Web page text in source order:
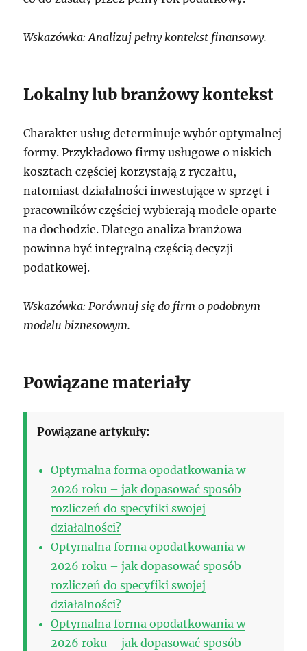
Wskazówka: Analizuj pełny kontekst finansowy.
Lokalny lub branżowy kontekst
Charakter usług determinuje wybór optymalnej
formy. Przykładowo firmy usługowe o niskich
kosztach częściej korzystają z ryczałtu,
natomiast działalności inwestujące w sprzęt i
pracowników częściej wybierają modele oparte
na dochodzie. Dlatego analiza branżowa
powinna być integralną częścią decyzji
podatkowej.
Wskazówka: Porównuj się do firm o podobnym
modelu biznesowym.
Powiązane materiały
Powiązane artykuły:
Optymalna forma opodatkowania w
2026 roku – jak dopasować sposób
rozliczeń do specyfiki swojej
działalności?
Optymalna forma opodatkowania w
2026 roku – jak dopasować sposób
rozliczeń do specyfiki swojej
działalności?
Optymalna forma opodatkowania w
2026 roku – jak dopasować sposób